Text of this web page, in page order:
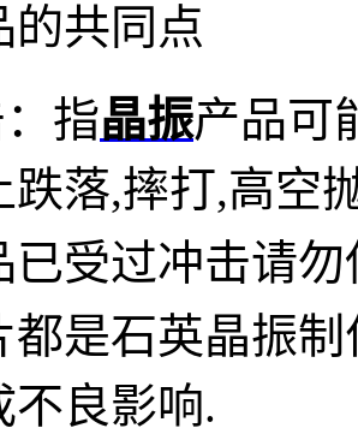
的共同点
指晶振产品可
跌落,摔打,高空
已受过冲击请
都是石英晶振制
不良影响.